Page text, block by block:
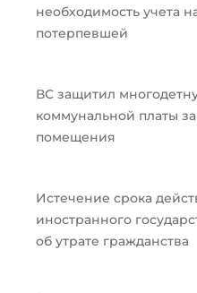
необходимость учета
потерпевшей
ВС защитил
коммунальной платы
помещения
Истечение срока
иностранного
об утрате гражданства